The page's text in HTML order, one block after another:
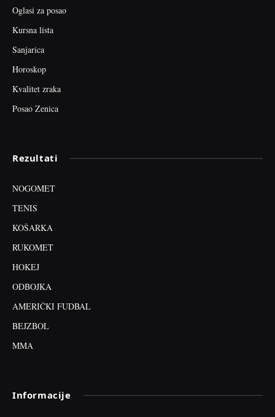
Oglasi za posao
Kursna lista
Sanjarica
Horoskop
Kvalitet zraka
Posao Zenica
Rezultati
NOGOMET
TENIS
KOŠARKA
RUKOMET
HOKEJ
ODBOJKA
AMERIČKI FUDBAL
BEJZBOL
MMA
Informacije